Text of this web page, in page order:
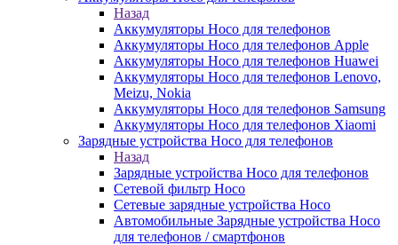
Назад
Аккумуляторы Hoco для телефонов
Аккумуляторы Hoco для телефонов Apple
Аккумуляторы Hoco для телефонов Huawei
Аккумуляторы Hoco для телефонов Lenovo,
Meizu, Nokia
Аккумуляторы Hoco для телефонов Samsung
Аккумуляторы Hoco для телефонов Xiaomi
Зарядные устройства Hoco для телефонов
Назад
Зарядные устройства Hoco для телефонов
Сетевой фильтр Hoco
Сетевые зарядные устройства Hoco
Автомобильные Зарядные устройства Hoco
для телефонов / смартфонов